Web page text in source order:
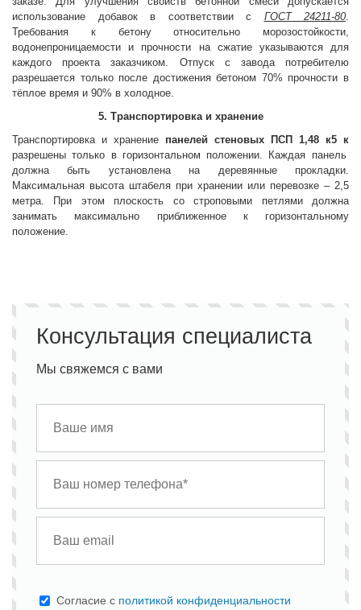
использование добавок в соответствии с ГОСТ 24211-80.
Требования к бетону относительно морозостойкости,
водонепроницаемости и прочности на сжатие указываются для
каждого проекта заказчиком. Отпуск с завода потребителю
разрешается только после достижения бетоном 70% прочности в
тёплое время и 90% в холодное.
5. Транспортировка и хранение
Транспортировка и хранение панелей стеновых
ПСП 1,48 к5 к
разрешены только в горизонтальном положении. Каждая панель
должна быть установлена на деревянные прокладки.
Максимальная высота штабеля при хранении или перевозке – 2,5
метра. При этом плоскость со строповыми петлями должна
занимать максимально приближенное к горизонтальному
положение.
Консультация специалиста
Мы свяжемся с вами
Cогласие с политикой конфиденциальности